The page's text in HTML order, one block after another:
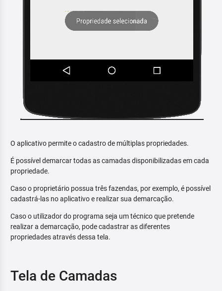
O aplicativo permite o cadastro de múltiplas propriedades.
É possível demarcar todas as camadas disponibilizadas em cada
propriedade.
Caso o proprietário possua três fazendas, por exemplo, é possível
cadastrá-las no aplicativo e realizar sua demarcação.
Caso o utilizador do programa seja um técnico que pretende
realizar a demarcação, pode cadastrar as diferentes
propriedades através dessa tela.
Tela de Camadas